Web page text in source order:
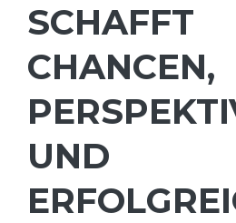
SCHAFFT
CHANCEN,
UND